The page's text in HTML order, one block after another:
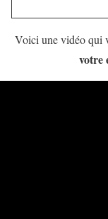
Voici une vidéo qui
votre